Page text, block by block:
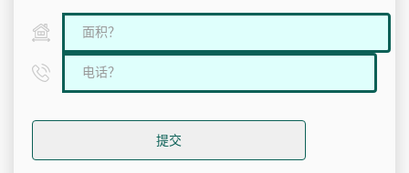
提交